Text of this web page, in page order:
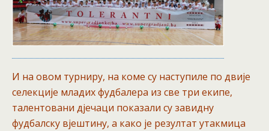
И на овом турниру, на коме су наступиле по двије
селекције младих фудбалера из све три екипе,
талентовани дјечаци показали су завидну
фудбалску вјештину, а како је резултат утакмица